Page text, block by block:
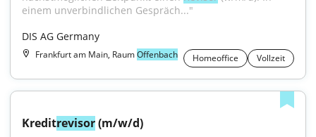
einem unverbindlichen Gespräch..."
DIS AG Germany
Frankfurt am Main, RaumOffenbach Homeoffice Vollzeit
Kreditrevisor (m/w/d)